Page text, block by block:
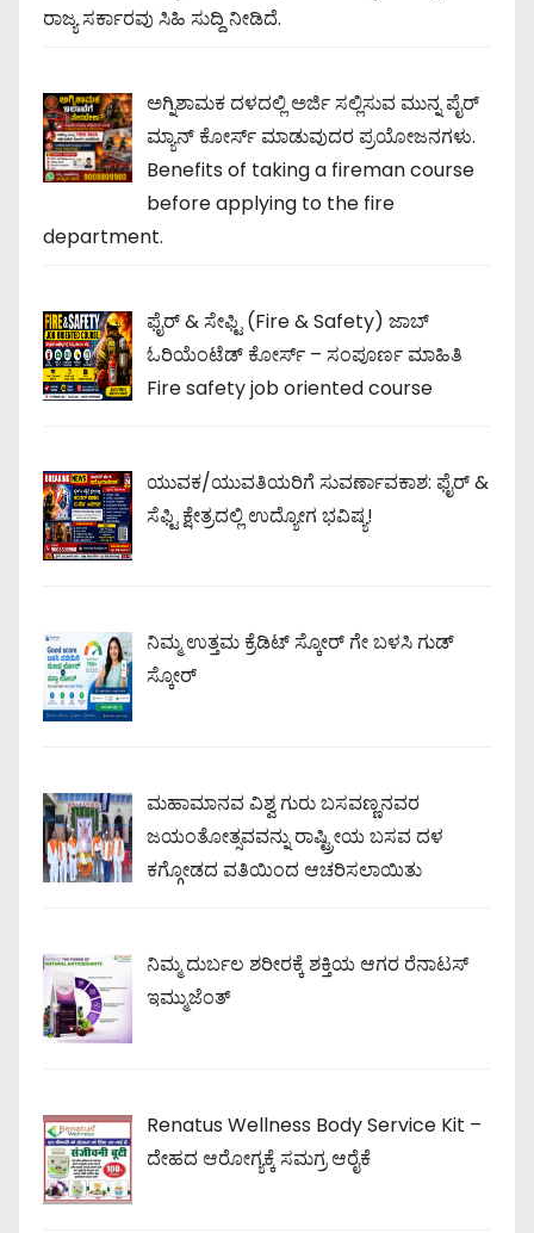
ರಾಜ್ಯ ಸರ್ಕಾರವು ಸಿಹಿ ಸುದ್ದಿ ನೀಡಿದೆ.
ಅಗ್ನಿಶಾಮಕ ದಳದಲ್ಲಿ ಅರ್ಜಿ ಸಲ್ಲಿಸುವ ಮುನ್ನ ಪೈರ್
ಮ್ಯಾನ್ ಕೋರ್ಸ್ ಮಾಡುವುದರ ಪ್ರಯೋಜನಗಳು.
Benefits of taking a fireman course
before applying to the fire
department.
ಫೈರ್ & ಸೇಫ್ಟಿ (Fire & Safety) ಜಾಬ್
ಓರಿಯೆಂಟೆಡ್ ಕೋರ್ಸ್ – ಸಂಪೂರ್ಣ ಮಾಹಿತಿ
Fire safety job oriented course
ಯುವಕ/ಯುವತಿಯರಿಗೆ ಸುವರ್ಣಾವಕಾಶ: ಫೈರ್ &
ಸೆಫ್ಟಿ ಕ್ಷೇತ್ರದಲ್ಲಿ ಉದ್ಯೋಗ ಭವಿಷ್ಯ!
ನಿಮ್ಮ ಉತ್ತಮ ಕ್ರೆಡಿಟ್ ಸ್ಕೋರ್ ಗೇ ಬಳಸಿ ಗುಡ್
ಸ್ಕೋರ್
ಮಹಾಮಾನವ ವಿಶ್ವ ಗುರು ಬಸವಣ್ಣನವರ
ಜಯಂತೋತ್ಸವವನ್ನು ರಾಷ್ಟ್ರೀಯ ಬಸವ ದಳ
ಕಗ್ಗೋಡದ ವತಿಯಿಂದ ಆಚರಿಸಲಾಯಿತು
ನಿಮ್ಮ ದುರ್ಬಲ ಶರೀರಕ್ಕೆ ಶಕ್ತಿಯ ಆಗರ ರೆನಾಟಸ್
ಇಮ್ಮುಜೆಂತ್
Renatus Wellness Body Service Kit –
ದೇಹದ ಆರೋಗ್ಯಕ್ಕೆ ಸಮಗ್ರ ಆರೈಕೆ